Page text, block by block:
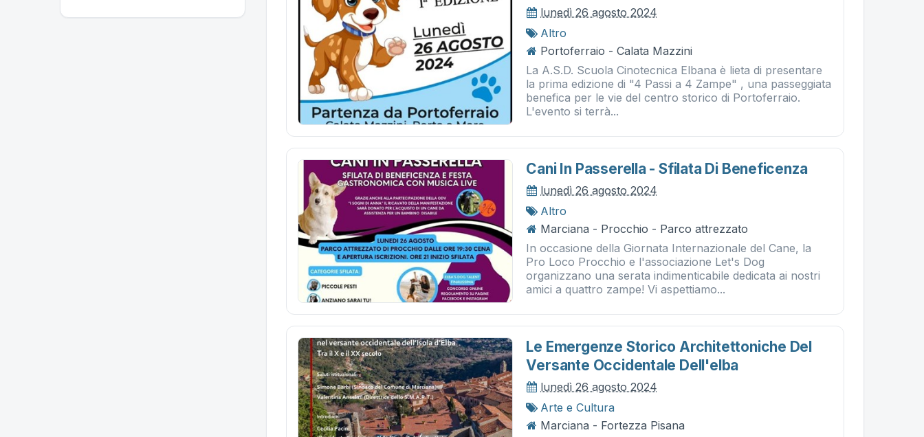
lunedì 26 agosto 2024
Altro
Portoferraio - Calata Mazzini
La A.S.D. Scuola Cinotecnica Elbana è lieta di presentare
la prima edizione di "4 Passi a 4 Zampe" , una passeggiata
benefica per le vie del centro storico di Portoferraio.
L'evento si terrà...
Cani In Passerella - Sfilata Di Beneficenza
lunedì 26 agosto 2024
Altro
Marciana - Procchio - Parco attrezzato
In occasione della Giornata Internazionale del Cane, la
Pro Loco Procchio e l'associazione Let's Dog
organizzano una serata indimenticabile dedicata ai nostri
amici a quattro zampe! Vi aspettiamo...
Le Emergenze Storico Architettoniche Del
Versante Occidentale Dell'elba
lunedì 26 agosto 2024
Arte e Cultura
Marciana - Fortezza Pisana